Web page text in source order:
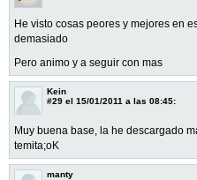
He visto cosas peores y mejores en
demasiado
Pero animo y a seguir con mas
Kein
#29 el 15/01/2011 a las 08:45:
Muy buena base, la he descargado
temita;oK
manty